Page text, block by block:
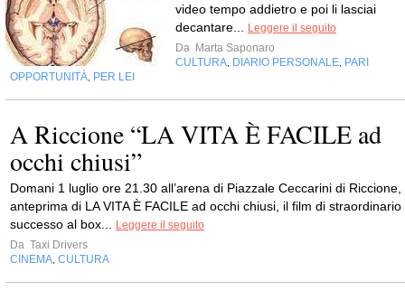
video tempo addietro e poi li lasciai
decantare... Leggere il seguito
Da Marta Saponaro
CULTURA, DIARIO PERSONALE, PARI
OPPORTUNITÀ, PER LEI
A Riccione “LA VITA È FACILE ad
occhi chiusi”
Domani 1 luglio ore 21.30 all’arena di Piazzale Ceccarini di Riccione,
anteprima di LA VITA È FACILE ad occhi chiusi, il film di straordinario
successo al box... Leggere il seguito
Da Taxi Drivers
CINEMA, CULTURA